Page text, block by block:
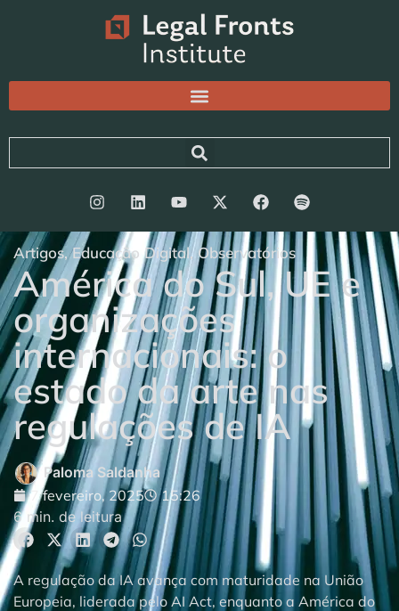
Artigos,Educação Digital,Observatórios
América do Sul, UE e
organizações
internacionais: o
estado da arte nas
regulações de IA
Paloma Saldanha
7 fevereiro, 2025
15:26
6 min. de leitura
A regulação da IA avança com maturidade na União
Europeia, liderada pelo AI Act, enquanto a América do